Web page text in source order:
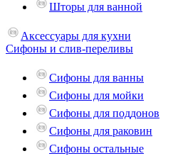
Шторы для ванной
Аксессуары для кухни
Сифоны и слив-переливы
Сифоны для ванны
Сифоны для мойки
Сифоны для поддонов
Сифоны для раковин
Сифоны остальные